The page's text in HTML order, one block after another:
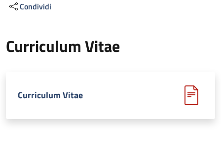
Condividi
Curriculum Vitae
Curriculum Vitae